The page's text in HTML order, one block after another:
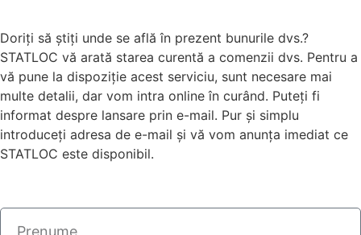
Doriți să știți unde se află în prezent bunurile dvs.?
STATLOC vă arată starea curentă a comenzii dvs. Pentru a
vă pune la dispoziție acest serviciu, sunt necesare mai
multe detalii, dar vom intra online în curând. Puteți fi
informat despre lansare prin e-mail. Pur și simplu
introduceți adresa de e-mail și vă vom anunța imediat ce
STATLOC este disponibil.